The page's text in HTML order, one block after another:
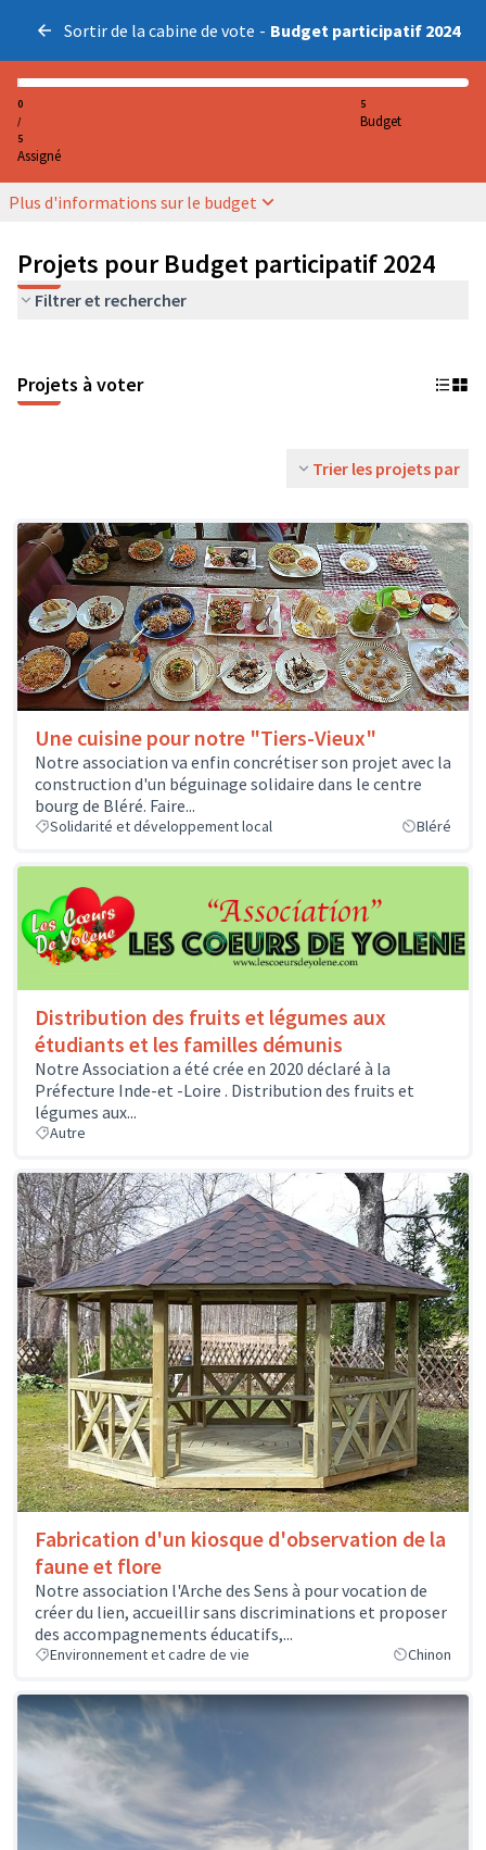
Sortir de la cabine de vote - Budget participatif 2024
0
/
5
Assigné
5
Budget
Plus d'informations sur le budget
Projets pour Budget participatif 2024
Filtrer et rechercher
Projets à voter
Trier les projets par
Une cuisine pour notre "Tiers-Vieux"
Notre association va enfin concrétiser son projet avec la
construction d'un béguinage solidaire dans le centre
bourg de Bléré. Faire...
Solidarité et développement local Bléré
Distribution des fruits et légumes aux
étudiants et les familles démunis
Notre Association a été crée en 2020 déclaré à la
Préfecture Inde-et -Loire . Distribution des fruits et
légumes aux...
Autre
Fabrication d'un kiosque d'observation de la
faune et flore
Notre association l'Arche des Sens à pour vocation de
créer du lien, accueillir sans discriminations et proposer
des accompagnements éducatifs,...
Environnement et cadre de vie Chinon